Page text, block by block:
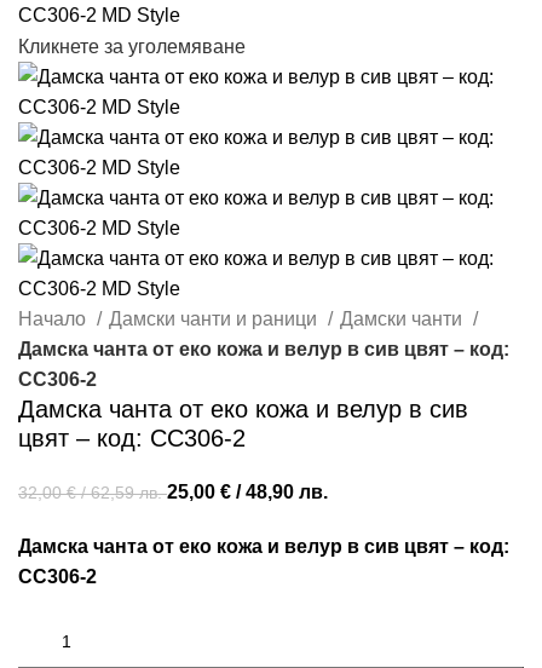
Кликнете за уголемяване
Начало Дамски чанти и раници
Дамски чанти
Дамска чанта от еко кожа и велур в сив цвят – код:
СС306-2
Дамска чанта от еко кожа и велур в сив
цвят – код: СС306-2
32,00€/ 62,59 лв.25,00 € / 48,90 лв.
Дамска чанта от еко кожа и велур в сив цвят – код:
СС306-2